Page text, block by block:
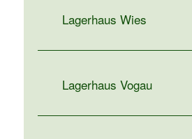
Lagerhaus Wies
Lagerhaus Vogau